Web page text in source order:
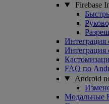
Firebase
Интеграция
Интеграция
FAQ по
Android
Модальные